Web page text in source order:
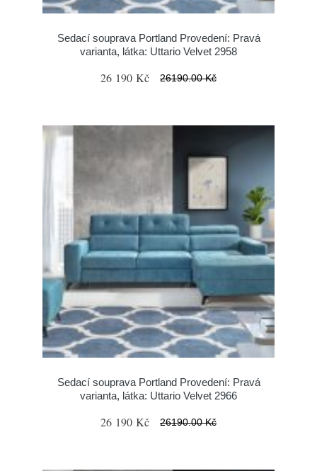
Sedací souprava Portland Provedení: Pravá
varianta, látka: Uttario Velvet 2958
26 190 Kč 26190.00 Kč
Sedací souprava Portland Provedení: Pravá
varianta, látka: Uttario Velvet 2966
26 190 Kč 26190.00 Kč